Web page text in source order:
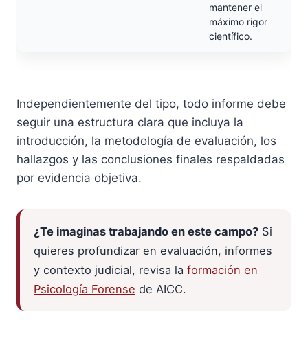
mantener el
máximo rigor
científico.
Independientemente del tipo, todo informe debe
seguir una estructura clara que incluya la
introducción, la metodología de evaluación, los
hallazgos y las conclusiones finales respaldadas
por evidencia objetiva.
¿Te imaginas trabajando en este campo? Si
quieres profundizar en evaluación, informes
y contexto judicial, revisa la formación en
Psicología Forense de AICC.